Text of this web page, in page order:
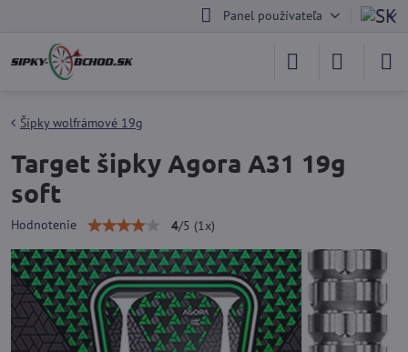
Panel používateľa
Šípky wolfrámové 19g
Target šipky Agora A31 19g
soft
Hodnotenie 4/5 (1 x)